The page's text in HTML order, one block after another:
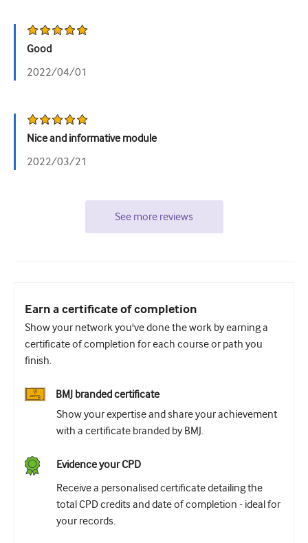
Good
2022/04/01
Nice and informative module
2022/03/21
See more reviews
Earn a certificate of completion
Show your network you've done the work by earning a
certificate of completion for each course or path you
finish.
BMJ branded certificate
Show your expertise and share your achievement
with a certificate branded by BMJ.
Evidence your CPD
Receive a personalised certificate detailing the
total CPD credits and date of completion - ideal for
your records.